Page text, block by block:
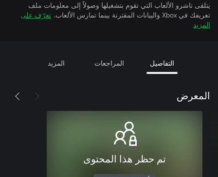
يتلقى ناشرو الألعاب التي تقوم بتشغيلها وصولاً إلى معلومات ملف
تعريفك في Xbox والبيانات المقترنة بينما تمارس الألعاب.
تعرّف على
المزيد
التفاصيل المراجعات المزيد
المعرض
تم حظر هذا المحتوى